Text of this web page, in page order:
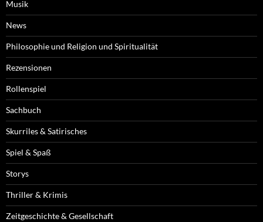
Musik
News
Philosophie und Religion und Spiritualität
Rezensionen
Rollenspiel
Sachbuch
Skurriles & Satirisches
Spiel & Spaß
Storys
Thriller & Krimis
Zeitgeschichte & Gesellschaft